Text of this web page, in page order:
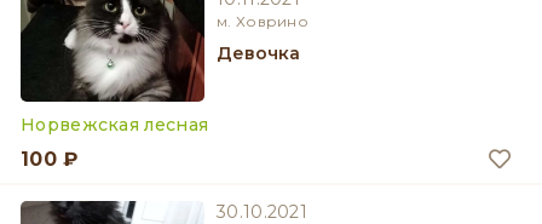
м. Ховрино
девочка
Норвежская лесная
100 ₽
30.10.2021